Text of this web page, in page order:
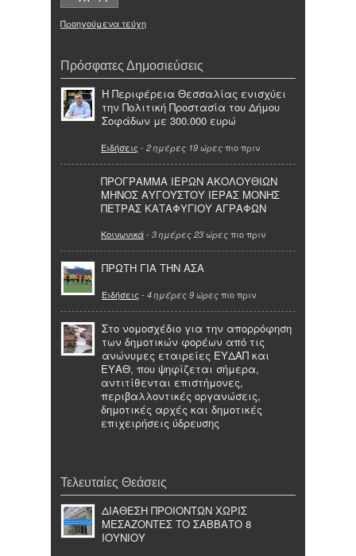
Προηγούμενα τεύχη
Πρόσφατες Δημοσιεύσεις
Η Περιφέρεια Θεσσαλίας ενισχύει
την Πολιτική Προστασία του Δήμου
Σοφάδων με 300.000 ευρώ
Ειδήσεις - 2 ημέρες 19 ώρες πιο πριν
ΠΡΟΓΡΑΜΜΑ ΙΕΡΩΝ ΑΚΟΛΟΥΘΙΩΝ
ΜΗΝΟΣ ΑΥΓΟΥΣΤΟΥ ΙΕΡΑΣ ΜΟΝΗΣ
ΠΕΤΡΑΣ ΚΑΤΑΦΥΓΙΟΥ ΑΓΡΑΦΩΝ
Κοινωνικά- 3 ημέρες 23 ώρες πιο πριν
ΠΡΩΤΗ ΓΙΑ ΤΗΝ ΑΣΑ
Ειδήσεις - 4 ημέρες 9 ώρες πιο πριν
Στο νομοσχέδιο για την απορρόφηση
των δημοτικών φορέων από τις
ανώνυμες εταιρείες ΕΥΔΑΠ και
ΕΥΑΘ, που ψηφίζεται σήμερα,
αντιτίθενται επιστήμονες,
περιβαλλοντικές οργανώσεις,
δημοτικές αρχές και δημοτικές
επιχειρήσεις ύδρευσης
Τελευταίες Θεάσεις
ΔΙΑΘΕΣΗ ΠΡΟΙΟΝΤΩΝ ΧΩΡΙΣ
ΜΕΣΑΖΟΝΤΕΣ ΤΟ ΣΑΒΒΑΤΟ 8
ΙΟΥΝΙΟΥ